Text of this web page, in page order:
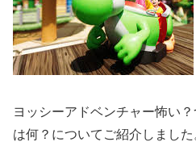
ヨッシーアドベンチャー怖い
は何？についてご紹介しました